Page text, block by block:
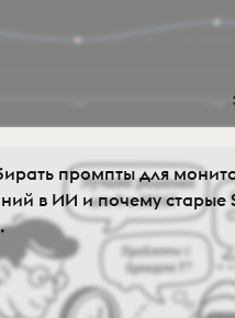
промпты для
в ИИ и почему старые